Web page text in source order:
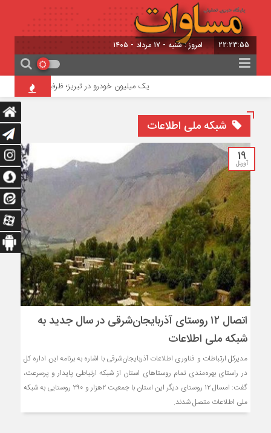
22:23:56 امروز : شنبه - ۱۷ مرداد - ۱۴۰۵
یک میلیون خودرو در تبریز؛ ظرفیت ترافیکی معابر ۳۵۰ هزار خودرو
شبکه ملی اطلاعات
19
آوریل
اتصال ۱۲ روستای آذربایجان‌شرقی در سال جدید به
شبکه ملی اطلاعات
مدیرکل ارتباطات و فناوری اطلاعات آذربایجان‌شرقی با اشاره به برنامه این اداره کل
در راستای بهره‌مندی تمام روستاهای استان از شبکه ارتباطی پایدار و پرسرعت،
گفت: امسال ۱۲ روستای دیگر این استان با جمعیت ۲هزار و ۲۹۰ روستایی به شبکه
ملی اطلاعات متصل شدند.